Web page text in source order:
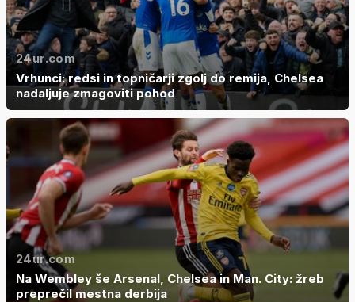
24ur.com
Vrhunci: redsi in topničarji zgolj do remija, Chelsea
nadaljuje zmagoviti pohod
24ur.com
Na Wembley še Arsenal, Chelsea in Man. City: žreb
preprečil mestna derbija